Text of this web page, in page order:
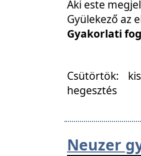
Aki este
Gyülekező az
Gyakorlati
Csütörtök:
hegesztés
Neuzer